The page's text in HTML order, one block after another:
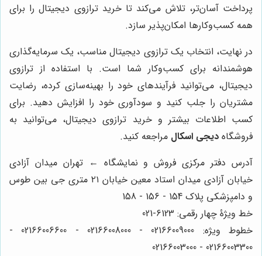
پرداخت آسان‌تر، تلاش می‌کند تا خرید ترازوی دیجیتال را برای
همه کسب‌وکارها امکان‌پذیر سازد.
در نهایت، انتخاب یک ترازوی دیجیتال مناسب، یک سرمایه‌گذاری
هوشمندانه برای کسب‌وکار شما است. با استفاده از ترازوی
دیجیتال، می‌توانید فرآیندهای خود را بهینه‌سازی کرده، رضایت
مشتریان را جلب کنید و سودآوری خود را افزایش دهید. برای
کسب اطلاعات بیشتر و خرید ترازوی دیجیتال، می‌توانید به
فروشگاه دیجی اسکال مراجعه کنید.
آدرس دفتر مرکزی فروش و نمایشگاه ← تهران میدان آزادی
خیابان آزادی میدان استاد معین خیابان ۲۱ متری جی بین طوس
و دامپزشکی پلاک 154 - 156 - 158
خط ویژۀ چهار رقمی: 6123-021
خطوط ویژه: 02166009000 - 02166008000 - 02166006600 -
02166003300 - 02166003000